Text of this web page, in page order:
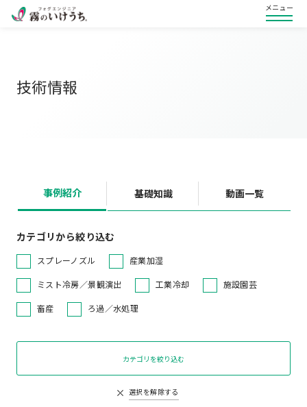
メニュー
技術情報
事例紹介 基礎知識 動画一覧
カテゴリから絞り込む
スプレーノズル 産業加湿
ミスト冷房／景観演出 工業冷却 施設園芸
畜産 ろ過／水処理
カテゴリを絞り込む
選択を解除する